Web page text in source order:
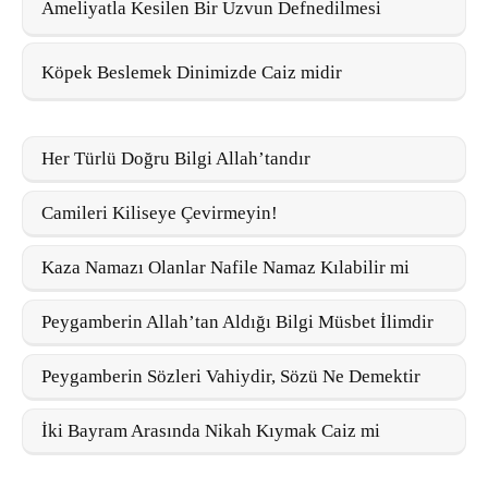
Ameliyatla Kesilen Bir Uzvun Defnedilmesi
Köpek Beslemek Dinimizde Caiz midir
Her Türlü Doğru Bilgi Allah’tandır
Camileri Kiliseye Çevirmeyin!
Kaza Namazı Olanlar Nafile Namaz Kılabilir mi
Peygamberin Allah’tan Aldığı Bilgi Müsbet İlimdir
Peygamberin Sözleri Vahiydir, Sözü Ne Demektir
İki Bayram Arasında Nikah Kıymak Caiz mi